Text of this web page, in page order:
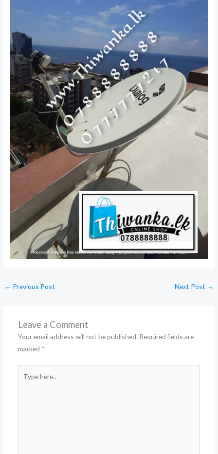
← Previous Post Next Post →
Leave a Comment
Your email address will not be published. Required fields are
marked *
here..